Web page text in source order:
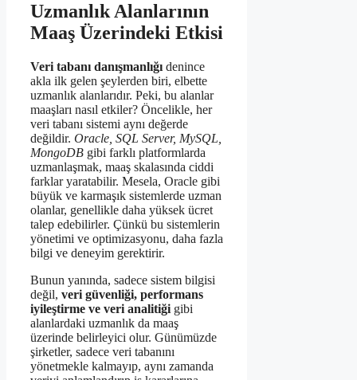
Uzmanlık Alanlarının
Maaş Üzerindeki Etkisi
Veri tabanı danışmanlığı denince
akla ilk gelen şeylerden biri, elbette
uzmanlık alanlarıdır. Peki, bu alanlar
maaşları nasıl etkiler? Öncelikle, her
veri tabanı sistemi aynı değerde
değildir. Oracle, SQL Server, MySQL,
MongoDB gibi farklı platformlarda
uzmanlaşmak, maaş skalasında ciddi
farklar yaratabilir. Mesela, Oracle gibi
büyük ve karmaşık sistemlerde uzman
olanlar, genellikle daha yüksek ücret
talep edebilirler. Çünkü bu sistemlerin
yönetimi ve optimizasyonu, daha fazla
bilgi ve deneyim gerektirir.
Bunun yanında, sadece sistem bilgisi
değil, veri güvenliği, performans
iyileştirme ve veri analitiği gibi
alanlardaki uzmanlık da maaş
üzerinde belirleyici olur. Günümüzde
şirketler, sadece veri tabanını
yönetmekle kalmayıp, aynı zamanda